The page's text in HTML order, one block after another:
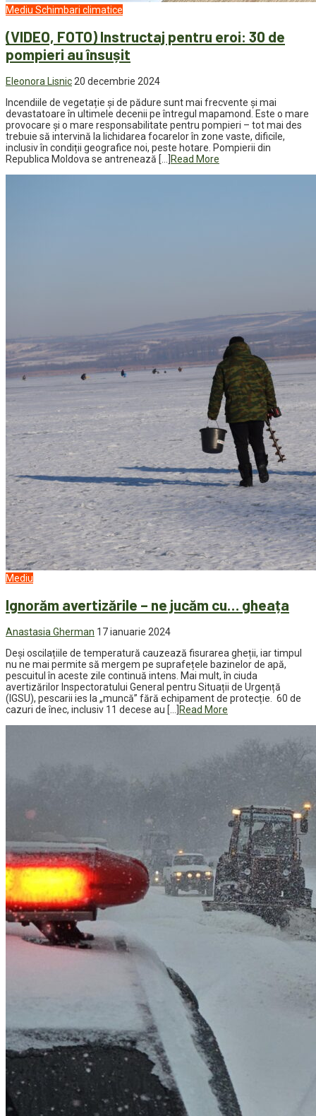
Mediu Schimbari climatice
(VIDEO, FOTO) Instructaj pentru eroi: 30 de
pompieri au însușit
Eleonora Lisnic 20 decembrie 2024
Incendiile de vegetație și de pădure sunt mai frecvente și mai
devastatoare în ultimele decenii pe întregul mapamond. Este o mare
provocare și o mare responsabilitate pentru pompieri – tot mai des
trebuie să intervină la lichidarea focarelor în zone vaste, dificile,
inclusiv în condiții geografice noi, peste hotare. Pompierii din
Republica Moldova se antrenează […]
Read More
Mediu
Ignorăm avertizările – ne jucăm cu… gheața
Anastasia Gherman 17 ianuarie 2024
Deși oscilațiile de temperatură cauzează fisurarea gheții, iar timpul
nu ne mai permite să mergem pe suprafețele bazinelor de apă,
pescuitul în aceste zile continuă intens. Mai mult, în ciuda
avertizărilor Inspectoratului General pentru Situații de Urgență
(IGSU), pescarii ies la „muncă” fără echipament de protecție. 60 de
cazuri de înec, inclusiv 11 decese au […]Read More